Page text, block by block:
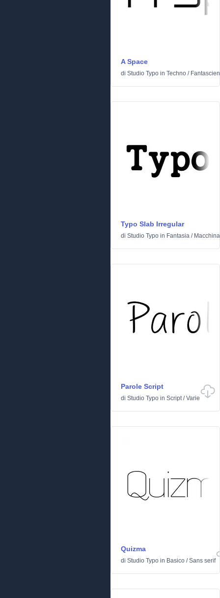
A Space
di Studio Typo in Techno /
Typo Slab Irregular
di Studio Typo in Fantasia /
Parole Script
di Studio Typo in Script/Varie
Quizma
di Studio Typo in Basico /Sans serif